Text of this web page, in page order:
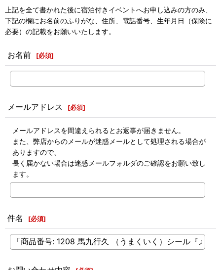
上記を全て書かれた後に宿泊付きイベントへお申し込みの方のみ、
下記の欄にお名前のふりがな、住所、電話番号、生年月日（保険に
必要）の記載をお願いいたします。
お名前 [必須]
メールアドレス [必須]
メールアドレスを間違えられるとお返事が届きません。
また、弊店からのメールが迷惑メールとして処理される場合が
ありますので、
長く届かない場合は迷惑メールフォルダのご確認をお願い致し
ます。
件名 [必須]